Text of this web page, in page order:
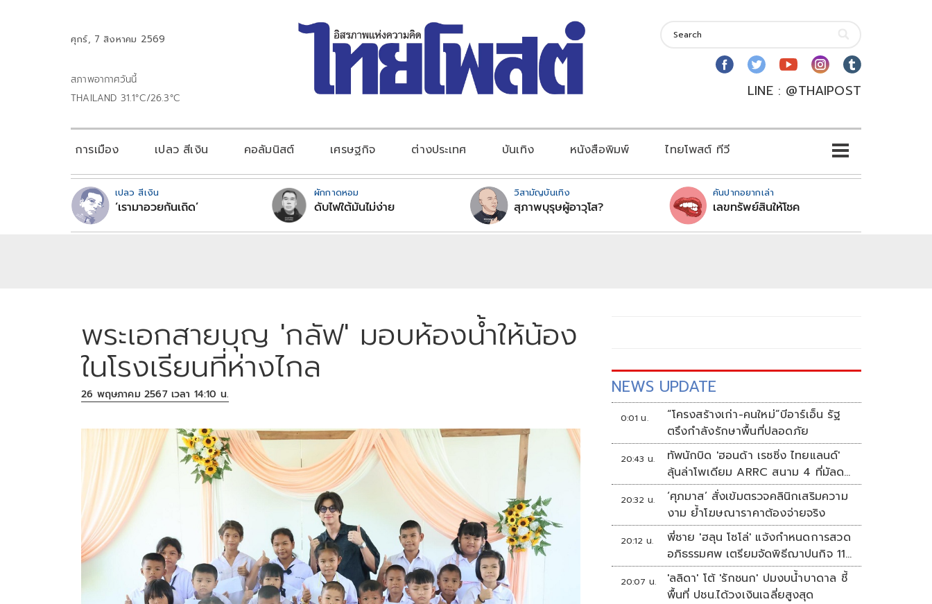
ศุกร์, 7 สิงหาคม 2569
สภาพอากาศวันนี้
THAILAND 31.1°C/26.3°C
LINE : @THAIPOST
การเมือง เปลว สีเงิน คอลัมนิสต์ เศรษฐกิจ ต่างประเทศ บันเทิง หนังสือพิมพ์ ไทยโพสต์ ทีวี
เปลว สีเงิน
‘เรามาอวยกันเถิด’
ผักกาดหอม
ดับไฟใต้มันไม่ง่าย
วิสามัญบันเทิง
สุภาพบุรุษผู้อาวุโส?
คันปากอยากเล่า
เลขทรัพย์สินให้โชค
พระเอกสายบุญ 'กลัฟ' มอบห้องน้ำให้น้อง
ในโรงเรียนที่ห่างไกล
26 พฤษภาคม 2567 เวลา 14:10 น. NEWS UPDATE
0:01 น.
“โครงสร้างเก่า-คนใหม่”บีอาร์เอ็น รัฐ
ตรึงกำลังรักษาพื้นที่ปลอดภัย
20:43 น.
ทัพนักบิด 'ฮอนด้า เรซซิ่ง ไทยแลนด์'
ลุ้นล่าโพเดียม ARRC สนาม 4 ที่มัลดา
ลิกา
20:32 น.
‘ศุภมาส’ สั่งเข้มตรวจคลินิกเสริมความ
งาม ย้ำโฆษณาราคาต้องจ่ายจริง
20:12 น.
พี่ชาย 'ฮลุน โซโล่' แจ้งกำหนดการสวด
อภิธรรมศพ เตรียมจัดพิธีฌาปนกิจ 11
ส.ค.
20:07 น.
'ลลิดา' โต้ 'รักชนก' ปมงบน้ำบาดาล ชี้
พื้นที่ ปชน.ได้วงเงินเฉลี่ยสูงสุด